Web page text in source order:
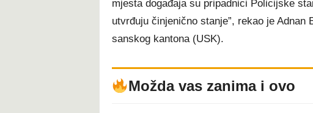
mjesta događaja su pripadnici Policijske
utvrđuju činjenično stanje”, rekao je Adnan
sanskog kantona (USK).
Možda vas zanima i ovo